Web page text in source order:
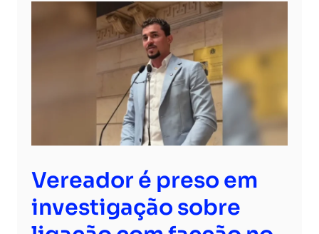
Vereador é preso em
investigação sobre